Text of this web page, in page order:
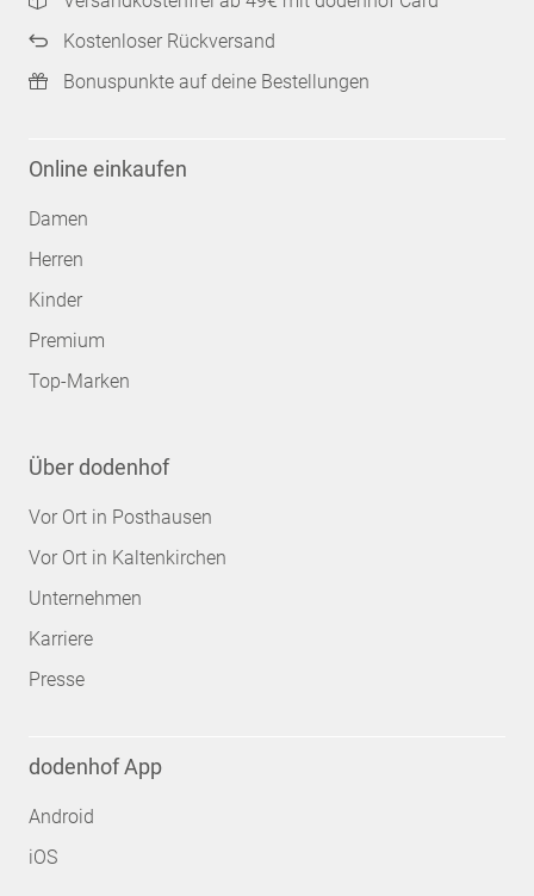
Kostenloser Rückversand
Bonuspunkte auf deine Bestellungen
Online einkaufen
Damen
Herren
Kinder
Premium
Top-Marken
Über dodenhof
Vor Ort in Posthausen
Vor Ort in Kaltenkirchen
Unternehmen
Karriere
Presse
dodenhof App
Android
iOS